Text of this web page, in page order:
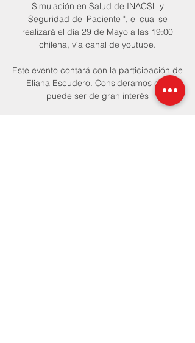
Simulación en Salud de INACSL y
Seguridad del Paciente ", el cual se
realizará el día 29 de Mayo a las 19:00
chilena, vía canal de youtube.
Este evento contará con la participación de
Eliana Escudero. Consideramos que
puede ser de gran interés